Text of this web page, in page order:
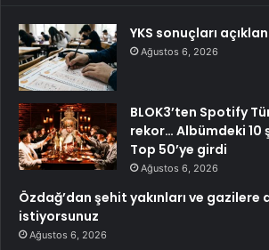
YKS sonuçları
Ağustos 6, 2026
BLOK3’ten Spotify
rekor… Albümdeki 10
Top 50’ye girdi
Ağustos 6, 2026
Özdağ’dan şehit yakınları ve gazilere
istiyorsunuz
Ağustos 6, 2026